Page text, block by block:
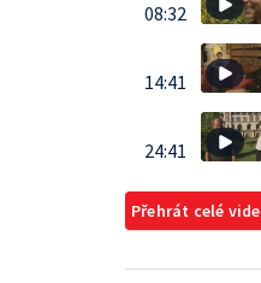
08:32
14:41
24:41
Přehrát celé